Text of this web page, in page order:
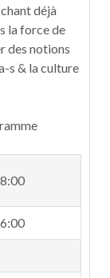
déjà
la force de
des notions
s & la culture